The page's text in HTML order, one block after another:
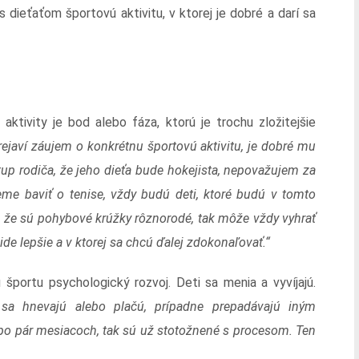
dieťaťom športovú aktivitu, v ktorej je dobré a darí sa
aktivity je bod alebo fáza, ktorú je trochu zložitejšie
záujem o konkrétnu športovú aktivitu, je dobré mu
rodiča, že jeho dieťa bude hokejista, nepovažujem za
baviť o tenise, vždy budú deti, ktoré budú v tomto
sú pohybové krúžky rôznorodé, tak môže vždy vyhrať
lepšie a v ktorej sa chcú ďalej zdokonaľovať.“
psychologický rozvoj. Deti sa menia a vyvíjajú.
hnevajú alebo plačú, prípadne prepadávajú iným
pár mesiacoch, tak sú už stotožnené s procesom. Ten